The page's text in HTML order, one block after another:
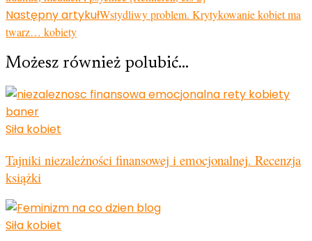
Następny artykułWstydliwy problem. Krytykowanie kobiet ma
twarz… kobiety
Możesz również polubić…
Siła kobiet
Tajniki niezależności finansowej i emocjonalnej. Recenzja
książki
Siła kobiet